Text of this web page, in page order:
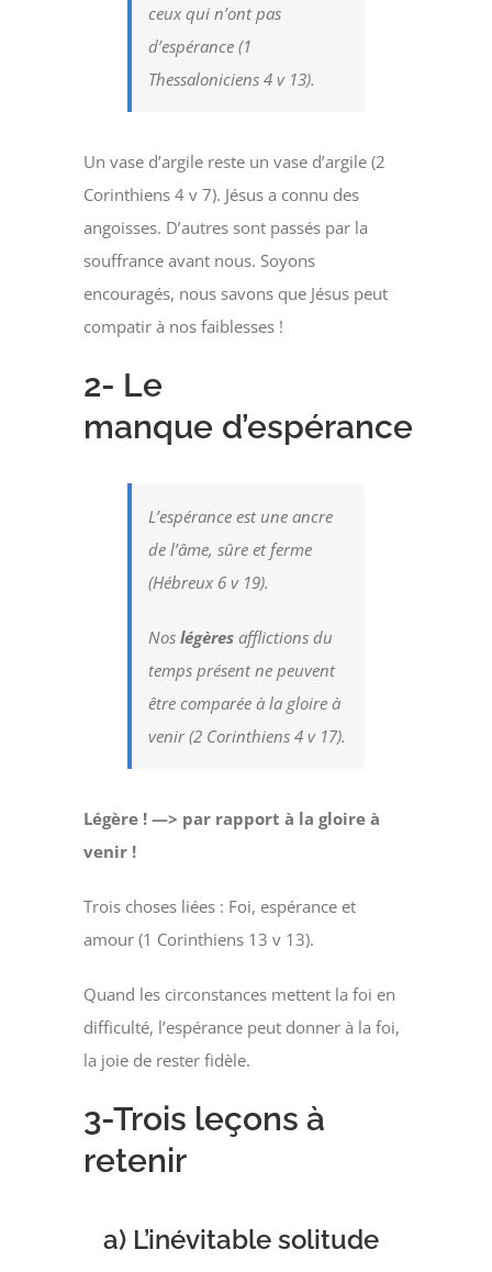
ceux qui n’ont pas
d’espérance (1
Thessaloniciens 4 v 13).
Un vase d’argile reste un vase d’argile (2
Corinthiens 4 v 7). Jésus a connu des
angoisses. D’autres sont passés par la
souffrance avant nous. Soyons
encouragés, nous savons que Jésus peut
compatir à nos faiblesses !
2- Le
manque d’espérance
L’espérance est une ancre
de l’âme, sûre et ferme
(Hébreux 6 v 19).
Noslégères afflictions du
temps présent ne peuvent
être comparée à la gloire à
venir (2 Corinthiens 4 v 17).
Légère ! —> par rapport à la gloire à
venir !
Trois choses liées : Foi, espérance et
amour (1 Corinthiens 13 v 13).
Quand les circonstances mettent la foi en
difficulté, l’espérance peut donner à la foi,
la joie de rester fidèle.
3-Trois leçons à
retenir
a) L’inévitable solitude